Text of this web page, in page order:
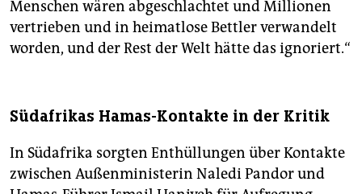
Menschen wären abgeschlachtet und Millionen
vertrieben und in heimatlose Bettler verwandelt
worden, und der Rest der Welt hätte das ignoriert.“
Südafrikas Hamas-Kontakte in der Kritik
In Südafrika sorgten Enthüllungen über Kontakte
zwischen Außenministerin Naledi Pandor und